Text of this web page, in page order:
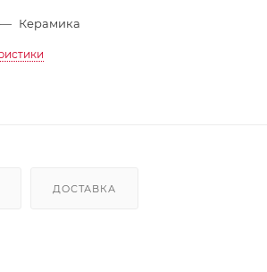
— Керамика
ДОСТАВКА